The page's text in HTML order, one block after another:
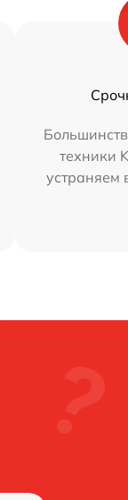
техники
устраняем